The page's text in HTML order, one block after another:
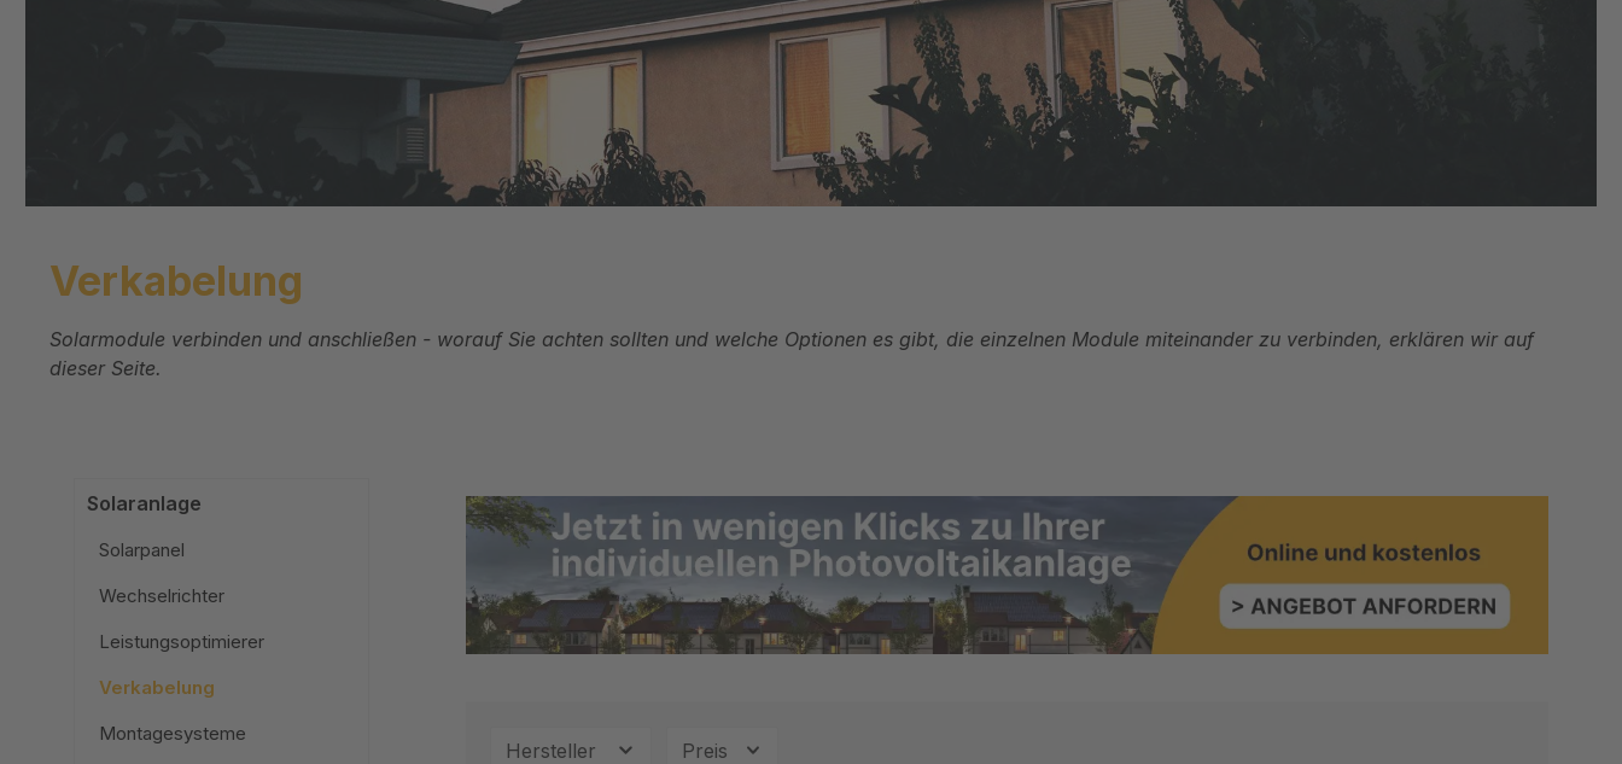
Verkabelung
Solarmodule verbinden und anschließen - worauf Sie achten sollten und welche Optionen es gibt, die einzelnen Module miteinander zu verbinden, erklären wir auf
dieser Seite.
Solaranlage
Solarpanel
Wechselrichter
Leistungsoptimierer
Verkabelung
Montagesysteme
Hersteller Preis